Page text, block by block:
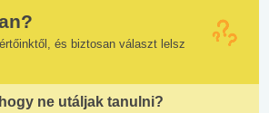
és biztosan választ lelsz
ne utáljak tanulni?